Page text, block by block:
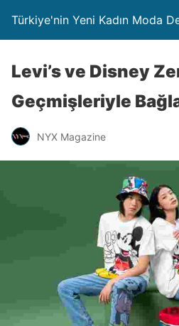
Türkiye'nin Yeni Kadın Moda
Levi’s ve Disney
Geçmişleriyle
NYX Magazine